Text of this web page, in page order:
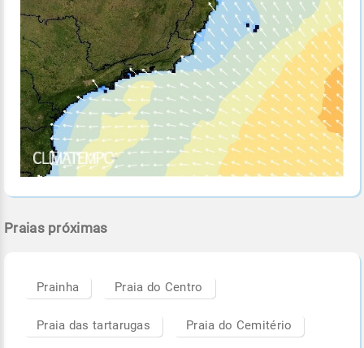
Praias próximas
Prainha Praia do Centro
Praia das tartarugas Praia do Cemitério